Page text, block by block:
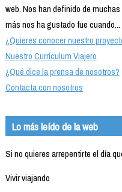
web. Nos han definido de
más nos ha gustado fue cuando...
¿Quieres conocer nuestro
Nuestro Currículum Viajero
¿Qué dice la prensa de nosotros?
Contacta con nosotros
Lo más leído de la web
Si no quieres arrepentirte el día
Vivir viajando